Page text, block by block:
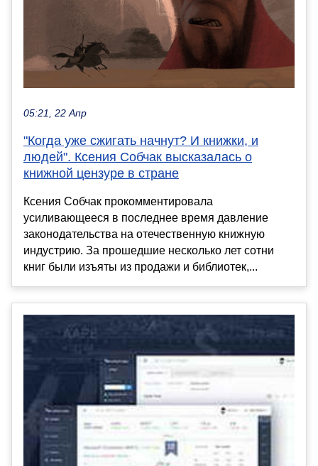
05:21, 22 Апр
"Когда уже сжигать начнут? И книжки, и
людей". Ксения Собчак высказалась о
книжной цензуре в стране
Ксения Собчак прокомментировала
усиливающееся в последнее время давление
законодательства на отечественную книжную
индустрию. За прошедшие несколько лет сотни
книг были изъяты из продажи и библиотек,...